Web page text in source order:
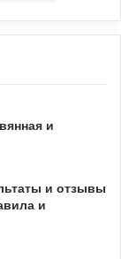
и
и отзывы
и